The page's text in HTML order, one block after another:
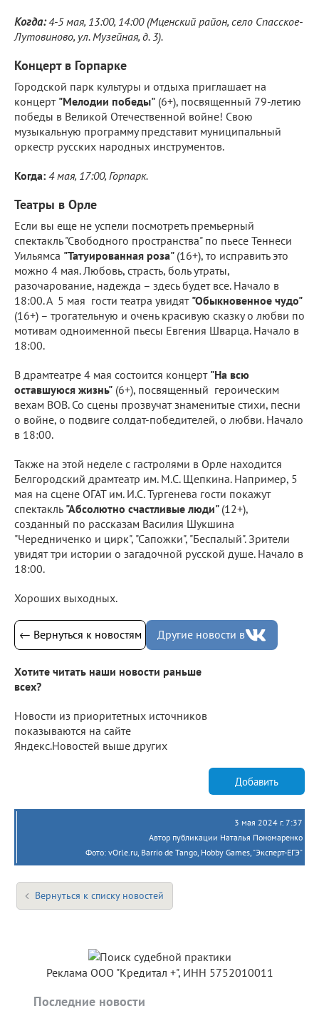
Когда:4-5 мая, 13:00, 14:00 (Мценский район, село Спасское-
Лутовиново, ул. Музейная, д. 3).
Концерт в Горпарке
Городской парк культуры и отдыха приглашает на
концерт "Мелодии победы" (6+), посвященный 79-летию
победы в Великой Отечественной войне! Свою
музыкальную программу представит муниципальный
оркестр русских народных инструментов.
Когда: 4 мая, 17:00, Горпарк.
Театры в Орле
Если вы еще не успели посмотреть премьерный
спектакль "Свободного пространства" по пьесе Теннеси
Уильямса "Татуированная роза" (16+), то исправить это
можно 4 мая. Любовь, страсть, боль утраты,
разочарование, надежда – здесь будет все. Начало в
18:00. А 5 мая гости театра увидят "Обыкновенное чудо"
(16+) – трогательную и очень красивую сказку о любви по
мотивам одноименной пьесы Евгения Шварца. Начало в
18:00.
В драмтеатре 4 мая состоится концерт "На всю
оставшуюся жизнь" (6+), посвященный героическим
вехам ВОВ. Со сцены прозвучат знаменитые стихи, песни
о войне, о подвиге солдат-победителей, о любви. Начало
в 18:00.
Также на этой неделе с гастролями в Орле находится
Белгородский драмтеатр им. М.С. Щепкина. Например, 5
мая на сцене ОГАТ им. И.С. Тургенева гости покажут
спектакль "Абсолютно счастливые люди" (12+),
созданный по рассказам Василия Шукшина
"Чередниченко и цирк", "Сапожки", "Беспалый". Зрители
увидят три истории о загадочной русской душе. Начало в
18:00.
Хороших выходных.
← Вернуться к новостям Другие новости в
Хотите читать наши новости раньше
всех?
Новости из приоритетных источников
показываются на сайте
Яндекс.Новостей выше других
Добавить
3 мая 2024 г. 7:37
Автор публикации Наталья Пономаренко
Фото: vOrle.ru, Barrio de Tango, Hobby Games, "Эксперт-ЕГЭ"
Вернуться к списку новостей
Реклама ООО "Кредитал +", ИНН 5752010011
Последние новости